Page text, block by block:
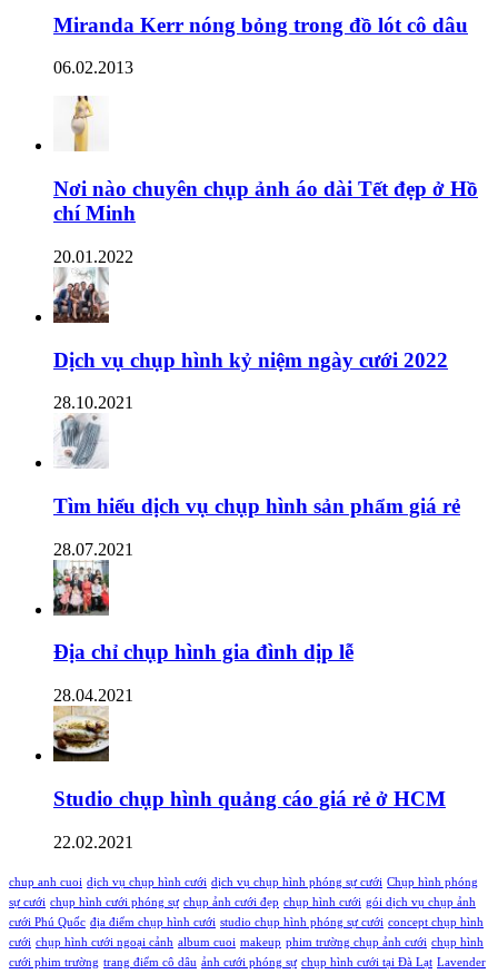
Miranda Kerr nóng bỏng trong đồ lót cô dâu
06.02.2013
Nơi nào chuyên chụp ảnh áo dài Tết đẹp ở Hồ
chí Minh
20.01.2022
Dịch vụ chụp hình kỷ niệm ngày cưới 2022
28.10.2021
Tìm hiểu dịch vụ chụp hình sản phẩm giá rẻ
28.07.2021
Địa chỉ chụp hình gia đình dịp lễ
28.04.2021
Studio chụp hình quảng cáo giá rẻ ở HCM
22.02.2021
chup anh cuoi dịch vụ chụp hình cưới dịch vụ chụp hình phóng sự cưới Chụp hình phóng
sự cưới chụp hình cưới phóng sự chụp ảnh cưới đẹp chụp hình cưới gói dịch vụ chụp ảnh
cưới Phú Quốc địa điểm chụp hình cưới studio chụp hình phóng sự cưới concept chụp hình
cưới chụp hình cưới ngoại cảnh album cuoi makeup phim trường chụp ảnh cưới chụp hình
cưới phim trường trang điểm cô dâu ảnh cưới phóng sự chụp hình cưới tại Đà Lạt Lavender